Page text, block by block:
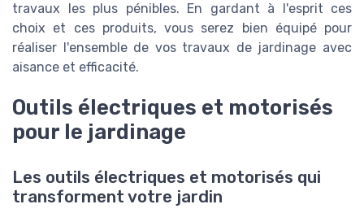
travaux les plus pénibles. En gardant à l'esprit ces
choix et ces produits, vous serez bien équipé pour
réaliser l'ensemble de vos travaux de jardinage avec
aisance et efficacité.
Outils électriques et motorisés
pour le jardinage
Les outils électriques et motorisés qui
transforment votre jardin